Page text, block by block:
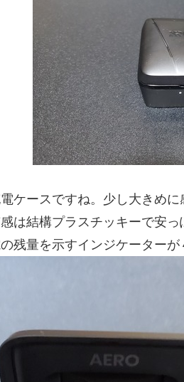
ケースですね。少し大きめ
は結構プラスチッキーで安っ
残量を示すインジケーターが